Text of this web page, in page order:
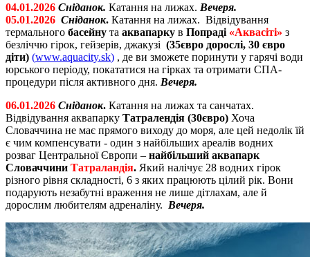
04.01.2026 Сніданок. Катання на лижах. Вечеря.
05.01.2026 Сніданок. Катання на лижах. Відвідування
термального басейну та аквапарку в Попраді «Аквасіті» з
безліччю гірок, гейзерів, джакузі (35євро дорослі, 30 євро
діти) (www.aquacity.sk) , де ви зможете поринути у гарячі води
юрського періоду, покататися на гірках та отримати СПА-
процедури після активного дня. Вечеря.
06.01.2026 Сніданок. Катання на лижах та санчатах.
Відвідування аквапарку Татралендія (30євро) Хоча
Словаччина не має прямого виходу до моря, але цей недолік їй
є чим компенсувати - один з найбільших ареалів водних
розваг Центральної Європи – найбільший аквапарк
Словаччини Татраландія. Який налічує 28 водних гірок
різного рівня складності, 6 з яких працюють цілий рік. Вони
подарують незабутні враження не лише дітлахам, але й
дорослим любителям адреналіну. Вечеря.